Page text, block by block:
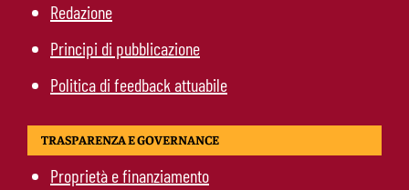
Redazione
Principi di pubblicazione
Politica di feedback attuabile
TRASPARENZA E GOVERNANCE
Proprietà e finanziamento